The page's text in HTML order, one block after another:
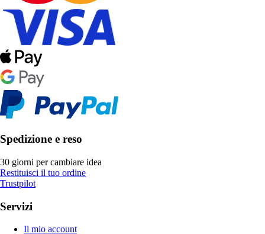
Spedizione e reso
30 giorni per cambiare idea
Restituisci il tuo ordine
Trustpilot
Servizi
Il mio account